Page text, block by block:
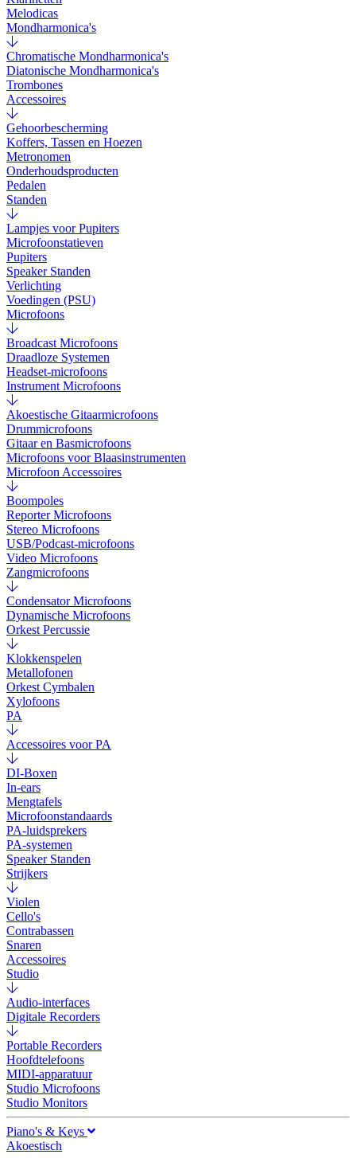
Melodicas
Mondharmonica's
Chromatische Mondharmonica's
Diatonische Mondharmonica's
Trombones
Accessoires
Gehoorbescherming
Koffers, Tassen en Hoezen
Metronomen
Onderhoudsproducten
Pedalen
Standen
Lampjes voor Pupiters
Microfoonstatieven
Pupiters
Speaker Standen
Verlichting
Voedingen (PSU)
Microfoons
Broadcast Microfoons
Draadloze Systemen
Headset-microfoons
Instrument Microfoons
Akoestische Gitaarmicrofoons
Drummicrofoons
Gitaar en Basmicrofoons
Microfoons voor Blaasinstrumenten
Microfoon Accessoires
Boompoles
Reporter Microfoons
Stereo Microfoons
USB/Podcast-microfoons
Video Microfoons
Zangmicrofoons
Condensator Microfoons
Dynamische Microfoons
Orkest Percussie
Klokkenspelen
Metallofonen
Orkest Cymbalen
Xylofoons
PA
Accessoires voor PA
DI-Boxen
In-ears
Mengtafels
Microfoonstandaards
PA-luidsprekers
PA-systemen
Speaker Standen
Strijkers
Violen
Cello's
Contrabassen
Snaren
Accessoires
Studio
Audio-interfaces
Digitale Recorders
Portable Recorders
Hoofdtelefoons
MIDI-apparatuur
Studio Microfoons
Studio Monitors
Piano's & Keys
Akoestisch